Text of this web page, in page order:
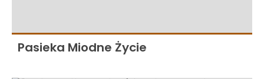
Pasieka Miodne Życie